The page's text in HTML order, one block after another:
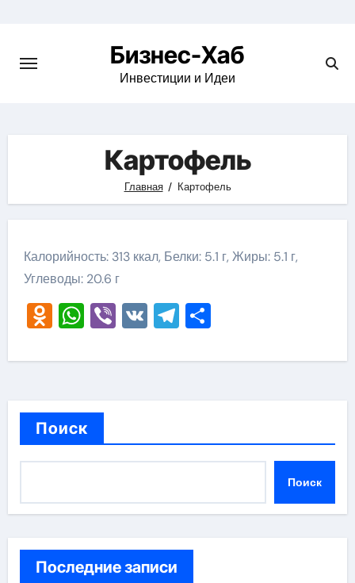
content
Бизнес-Хаб
Инвестиции и Идеи
Картофель
Главная Картофель
Калорийность: 313 ккал, Белки: 5.1 г, Жиры: 5.1 г,
Углеводы: 20.6 г
Odnoklassniki
WhatsApp
Viber
VKTelegram
Отправить
Поиск
Поиск
Последние записи